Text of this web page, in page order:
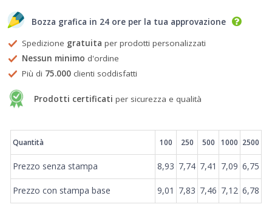
Bozza grafica in 24 ore per la tua approvazione
Spedizione gratuita per prodotti personalizzati
Nessun minimo d'ordine
Più di 75.000 clienti soddisfatti
Prodotti certificati per sicurezza e qualità
Prezzi
Quantità 100 250 500 1000 2500
Prezzo senza stampa 8,93 7,74 7,41 7,09 6,75
Prezzo con stampa base 9,01 7,83 7,46 7,12 6,78